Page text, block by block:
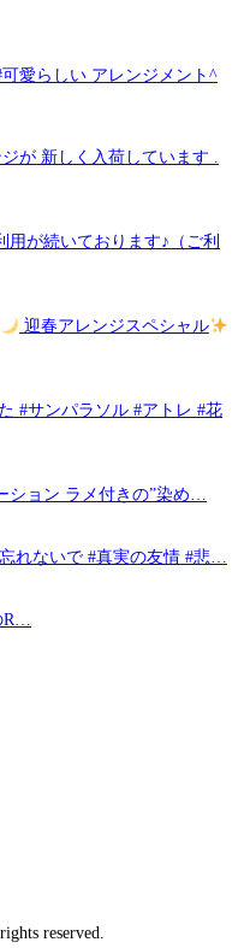
愛らしい アレンジメント^
が 新しく入荷しています .
用が続いております♪（ご利
迎春アレンジスペシャル
#サンパラソル #アトレ #花
ション ラメ付きの”染め…
れないで #真実の友情 #悲…
R…
reserved.